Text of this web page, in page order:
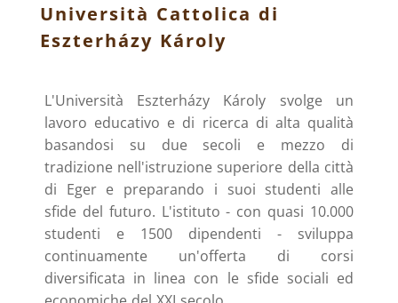
Università Cattolica di
Eszterházy Károly
L'Università Eszterházy Károly svolge un
lavoro educativo e di ricerca di alta qualità
basandosi su due secoli e mezzo di
tradizione nell'istruzione superiore della città
di Eger e preparando i suoi studenti alle
sfide del futuro. L'istituto - con quasi 10.000
studenti e 1500 dipendenti - sviluppa
continuamente un'offerta di corsi
diversificata in linea con le sfide sociali ed